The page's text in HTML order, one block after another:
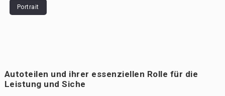
Portrait
Autoteilen und ihrer essenziellen Rolle für die
Leistung und Siche